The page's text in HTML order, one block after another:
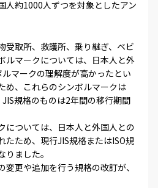
人約1000人ずつを対象としたアン
受取所、救護所、乗り継ぎ、ベビ
ルマークについては、日本人と外
マークの理解度が高かったとい
め、これらのシンボルマークは
規格のものは2年間の移行期間
については、日本人と外国人との
たため、現行JIS規格またはISO規
ました。
更や追加を行う規格の改訂が、